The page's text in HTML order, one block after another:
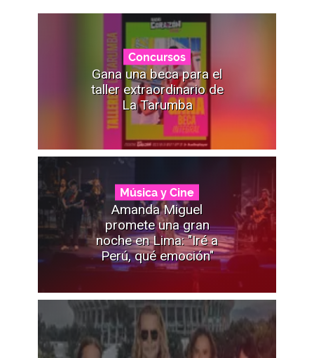
Concursos
Gana una beca para el
taller extraordinario de
La Tarumba
Música y Cine
Amanda Miguel
promete una gran
noche en Lima: "Iré a
Perú, qué emoción"